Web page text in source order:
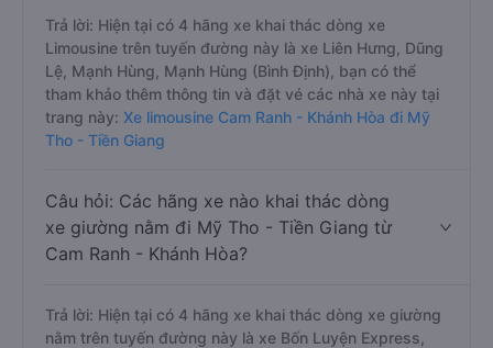
Trả lời: Hiện tại có 4 hãng xe khai thác dòng xe
Limousine trên tuyến đường này là xe Liên Hưng, Dũng
Lệ, Mạnh Hùng, Mạnh Hùng (Bình Định), bạn có thể
tham khảo thêm thông tin và đặt vé các nhà xe này tại
trang này: Xe limousine Cam Ranh - Khánh Hòa đi Mỹ
Tho - Tiền Giang
Câu hỏi: Các hãng xe nào khai thác dòng
xe giường nằm đi Mỹ Tho - Tiền Giang từ
Cam Ranh - Khánh Hòa?
Trả lời: Hiện tại có 4 hãng xe khai thác dòng xe giường
nằm trên tuyến đường này là xe Bốn Luyện Express,